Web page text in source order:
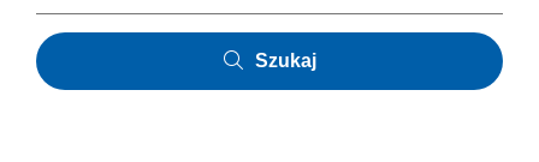
Szukaj